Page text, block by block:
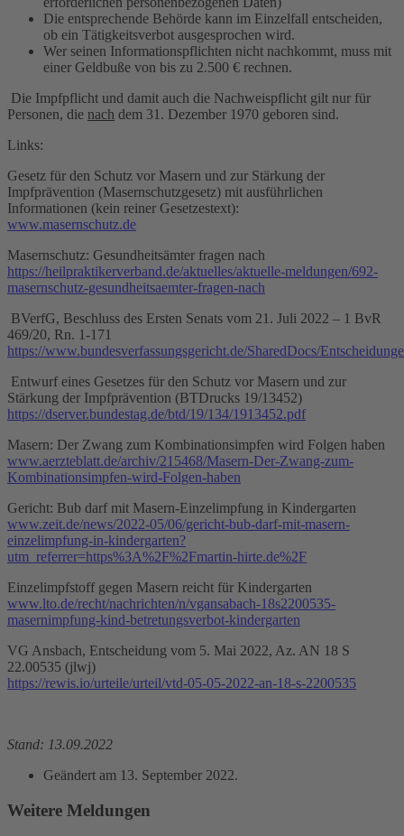
Die entsprechende Behörde kann im Einzelfall entscheiden,
ob ein Tätigkeitsverbot ausgesprochen wird.
Wer seinen Informationspflichten nicht nachkommt, muss mit
einer Geldbuße von bis zu 2.500 € rechnen.
Die Impfpflicht und damit auch die Nachweispflicht gilt nur für
Personen, die nach dem 31. Dezember 1970 geboren sind.
Links:
Gesetz für den Schutz vor Masern und zur Stärkung der
Impfprävention (Masernschutzgesetz) mit ausführlichen
Informationen (kein reiner Gesetzestext):
www.masernschutz.de
Masernschutz: Gesundheitsämter fragen nach
https://heilpraktikerverband.de/aktuelles/aktuelle-meldungen/692-
masernschutz-gesundheitsaemter-fragen-nach
BVerfG, Beschluss des Ersten Senats vom 21. Juli 2022 – 1 BvR
469/20, Rn. 1-171
https://www.bundesverfassungsgericht.de/SharedDocs/
Entwurf eines Gesetzes für den Schutz vor Masern und zur
Stärkung der Impfprävention (BTDrucks 19/13452)
https://dserver.bundestag.de/btd/19/134/1913452.pdf
Masern: Der Zwang zum Kombinationsimpfen wird Folgen haben
www.aerzteblatt.de/archiv/215468/Masern-Der-Zwang-zum-
Kombinationsimpfen-wird-Folgen-haben
Gericht: Bub darf mit Masern-Einzelimpfung in Kindergarten
www.zeit.de/news/2022-05/06/gericht-bub-darf-mit-masern-
einzelimpfung-in-kindergarten?
utm_referrer=https%3A%2F%2Fmartin-hirte.de%2F
Einzelimpfstoff gegen Masern reicht für Kindergarten
www.lto.de/recht/nachrichten/n/vgansabach-18s2200535-
masernimpfung-kind-betretungsverbot-kindergarten
VG Ansbach, Entscheidung vom 5. Mai 2022, Az. AN 18 S
22.00535 (jlwj)
https://rewis.io/urteile/urteil/vtd-05-05-2022-an-18-s-2200535
Stand: 13.09.2022
Geändert am 13. September 2022.
Weitere Meldungen